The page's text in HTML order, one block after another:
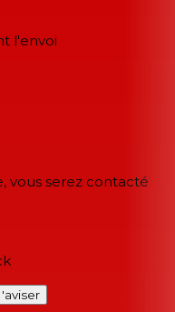
l'envoi
vous serez contacté